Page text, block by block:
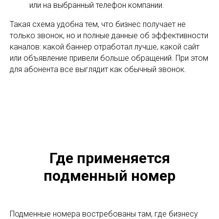
или на выбранный телефон компании.
Такая схема удобна тем, что бизнес получает не
только звонок, но и полные данные об эффективности
каналов: какой баннер отработал лучше, какой сайт
или объявление привели больше обращений. При этом
для абонента все выглядит как обычный звонок.
Где применяется
подменный номер
Подменные номера востребованы там, где бизнесу